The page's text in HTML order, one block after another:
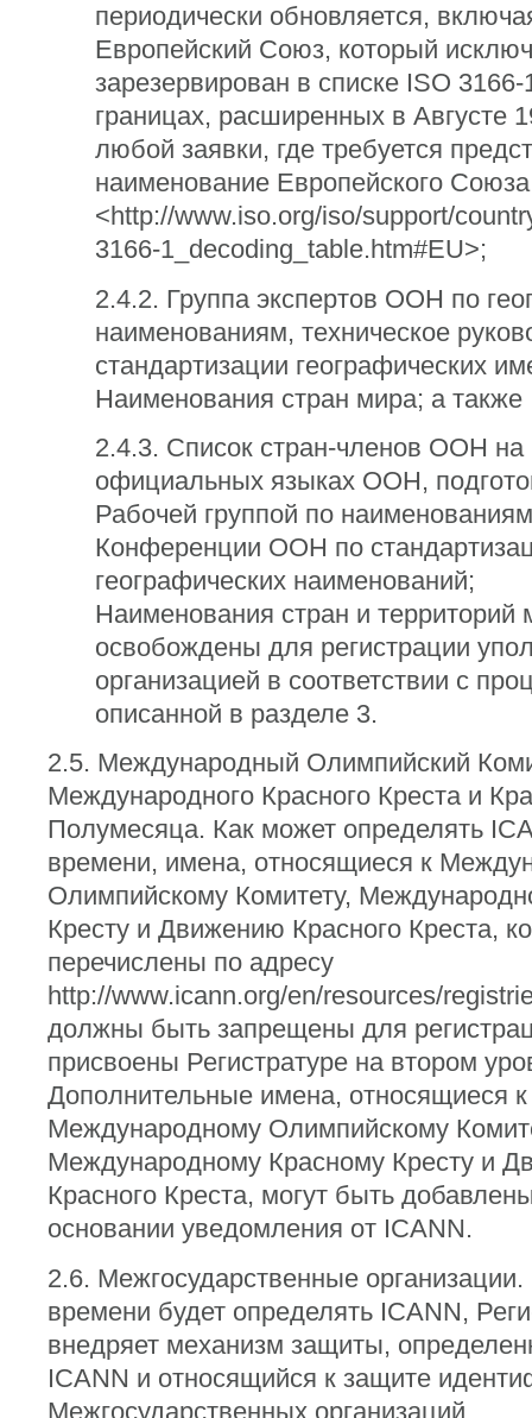
периодически обновляется,
Европейский Союз, который
зарезервирован в списке ISO 3166-
границах, расширенных в Августе
любой заявки, где требуется
наименование Европейского Союза
<http://www.iso.org/iso/support/
3166-1_decoding_table.htm#EU>;
2.4.2. Группа экспертов ООН по
наименованиям, техническое
стандартизации географических
Наименования стран мира; а также
2.4.3. Список стран-членов ООН на
официальных языках ООН,
Рабочей группой по
Конференции ООН по
географических наименований;
Наименования стран и территорий
освобождены для регистрации
организацией в соответствии с
описанной в разделе 3.
2.5. Международный Олимпийский
Международного Красного Креста и
Полумесяца. Как может определять
времени, имена, относящиеся к
Олимпийскому Комитету,
Кресту и Движению Красного Креста,
перечислены по адресу
http://www.icann.org/en/resources/
должны быть запрещены для
присвоены Регистратуре на втором
Дополнительные имена, относящиеся к
Международному Олимпийскому
Международному Красному Кресту и
Красного Креста, могут быть
основании уведомления от ICANN.
2.6. Межгосударственные
времени будет определять ICANN,
внедряет механизм защиты,
ICANN и относящийся к защите
Межгосударственных организаций.